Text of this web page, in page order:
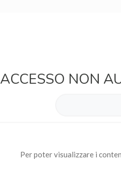
ACCESSO NON
Per poter visualizzare i